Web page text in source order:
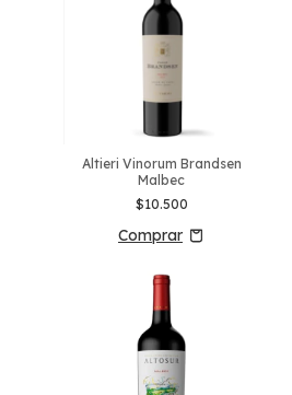
Altieri Vinorum Brandsen
Malbec
$10.500